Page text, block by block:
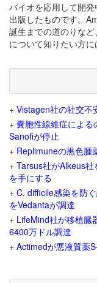
バイオを応用して開
出版したものです。
誕生までの道のりな
について知りたい方に
+ Vistagen社の社交不
+ 嚢胞性線維症による
Sanofiが停止
+ Replimuneの黒色腫
+ Tarsus社がAlkeus
を手にする
+ C. difficile感染を防
をVedantaが調達
+ LifeMind社が移植臓
6400万ドル調達
+ Actimedが悪液質薬